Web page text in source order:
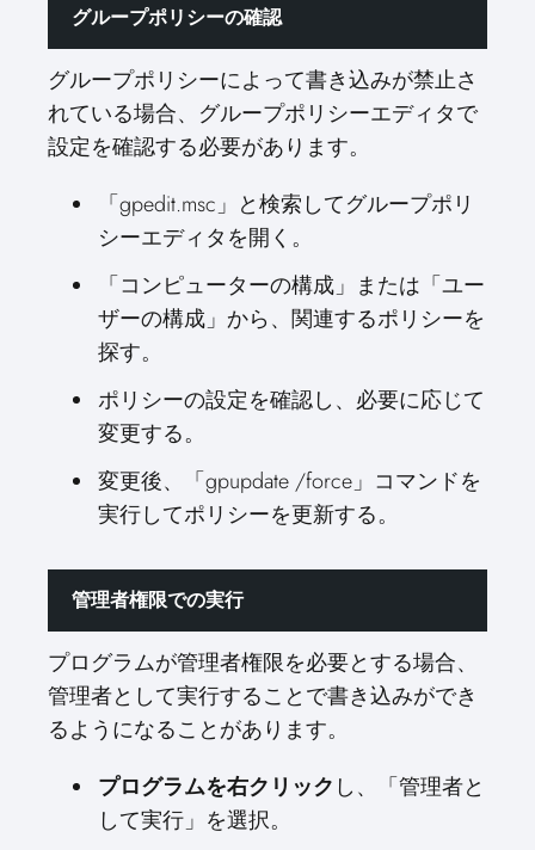
グループポリシーの確認
グループポリシーによって書き込みが禁止さ
れている場合、グループポリシーエディタで
設定を確認する必要があります。
「gpedit.msc」と検索してグループポリ
シーエディタを開く。
「コンピューターの構成」または「ユー
ザーの構成」から、関連するポリシーを
探す。
ポリシーの設定を確認し、必要に応じて
変更する。
変更後、「gpupdate /force」コマンドを
実行してポリシーを更新する。
管理者権限での実行
プログラムが管理者権限を必要とする場合、
管理者として実行することで書き込みができ
るようになることがあります。
プログラムを右クリック し、「管理者と
して実行」を選択。